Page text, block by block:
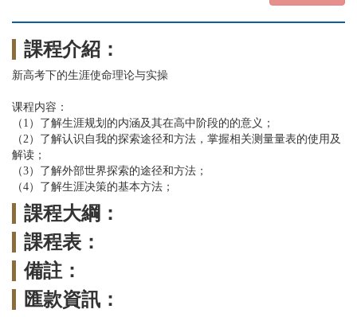
課程介紹：
新高考下的生涯使命理论与实操
课程内容：
（1）了解生涯规划的内涵及其在高中阶段的的意义；
（2）了解认识自我的探索途径和方法，掌握相关测量量表的使用及
解读；
（3）了解外部世界探索的途径和方法；
（4）了解生涯决策的基本方法；
課程大綱：
課程表：
備註：
匯款資訊：